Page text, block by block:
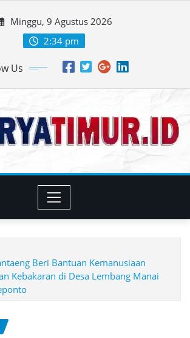
Minggu, 9 Agustus 2026
2:34 pm
Us
Beri Bantuan Kemanusiaan
Kebakaran di Desa Lembang Manai